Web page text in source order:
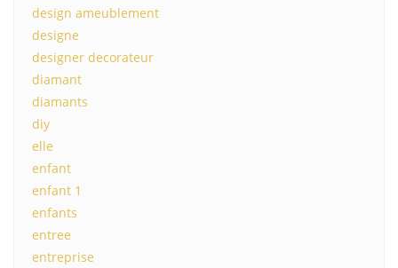
design ameublement
designe
designer decorateur
diamant
diamants
diy
elle
enfant
enfant 1
enfants
entree
entreprise